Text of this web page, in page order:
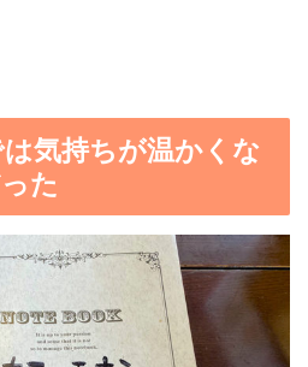
気持ちが温かくな
た